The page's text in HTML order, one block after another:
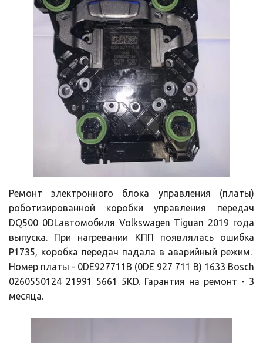
Ремонт электронного блока управления (платы)
роботизированной коробки управления передач
DQ500 0DLавтомобиля Volkswagen Tiguan 2019 года
выпуска. При нагревании КПП появлялась ошибка
P1735, коробка передач падала в аварийный режим.
Номер платы - 0DE927711B (0DE 927 711 B) 1633 Bosch
0260550124 21991 5661 5KD. Гарантия на ремонт - 3
месяца.